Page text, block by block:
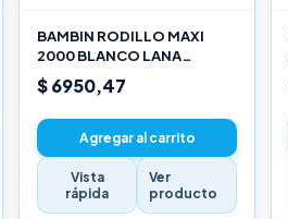
BAMBIN RODILLO MAXI
2000 BLANCO LANA
SELECCIONADA 10 CM
$ 6950,47
Agregar al carrito
Vista
rápida
Ver
producto